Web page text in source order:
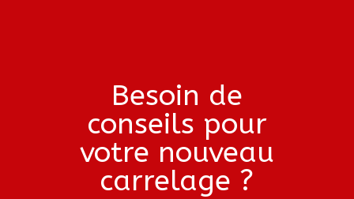
Besoin de
conseils pour
votre nouveau
carrelage ?